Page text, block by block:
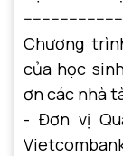
Chương
của học
ơn các nhà
- Đơn vị